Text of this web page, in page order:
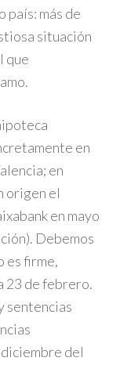
país: más de
situación
que
en
en
origen el
en mayo
Debemos
es firme,
23 de febrero.
sentencias
del